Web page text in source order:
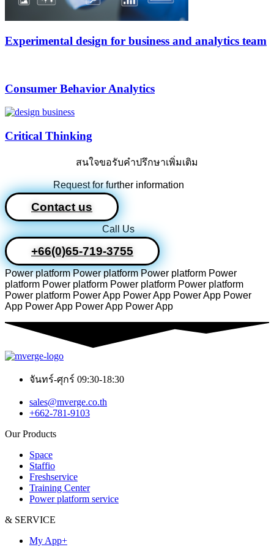
Experimental design for business and analytics team
Consumer Behavior Analytics
Critical Thinking
สนใจขอรับคำปรึกษาเพิ่มเติม
Request for further information
Contact us
Call Us
+66(0)65-719-3755
Power platform Power platform Power platform Power
platform Power platform Power platform Power platform
Power platform Power App Power App Power App Power
App Power App Power App Power App
จันทร์-ศุกร์ 09:30-18:30
sales@mverge.co.th
+662-781-9103
Our Products
Space
Staffio
Freshservice
Training Center
Power platform service
& SERVICE
My App+